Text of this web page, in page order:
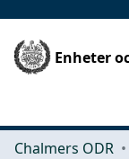
Enheter
Chalmers ODR